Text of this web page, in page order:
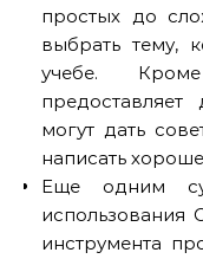
простых до
выбрать тему,
учебе.
могут дать
написать
Еще одним
использования
инструмента